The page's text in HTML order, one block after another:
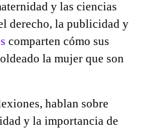
y las ciencias
derecho, la publicidad y
comparten cómo sus
la mujer que son
hablan sobre
y la importancia de